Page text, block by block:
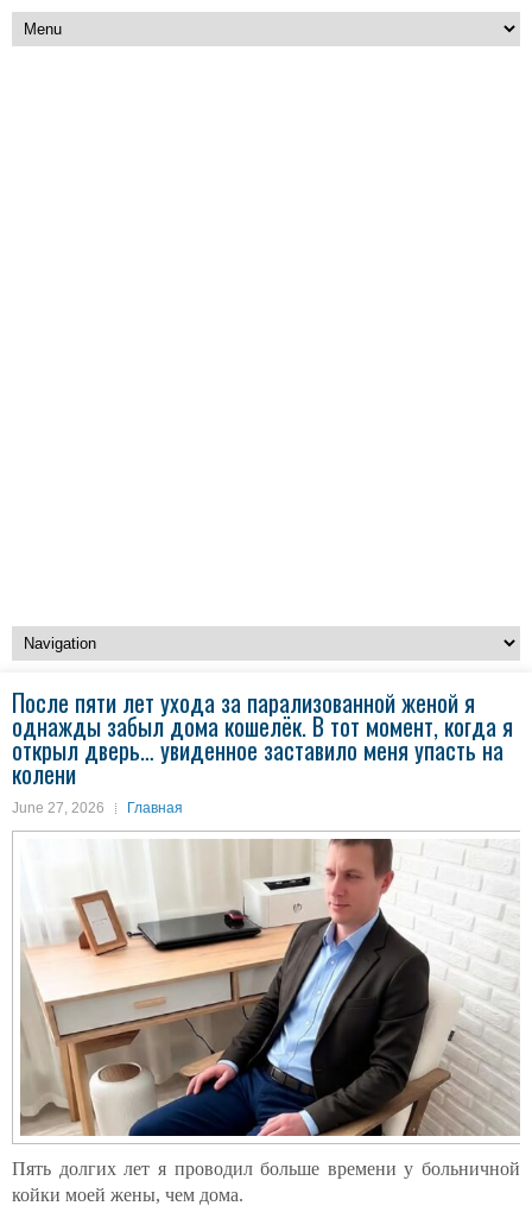
После пяти лет ухода за парализованной женой я
однажды забыл дома кошелёк. В тот момент, когда я
открыл дверь… увиденное заставило меня упасть на
колени
June 27, 2026 Главная
Пять долгих лет я проводил больше времени у больничной
койки моей жены, чем дома.